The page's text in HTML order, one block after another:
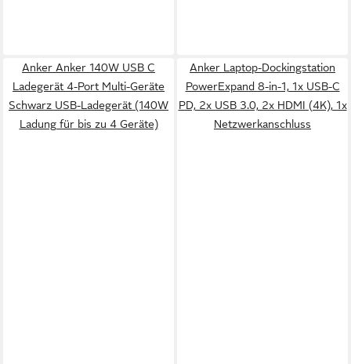
Anker Anker 140W USB C
Ladegerät 4-Port Multi-Geräte
Schwarz USB-Ladegerät (140W
Ladung für bis zu 4 Geräte)
Anker Laptop-Dockingstation
PowerExpand 8-in-1, 1x USB-C
PD, 2x USB 3.0, 2x HDMI (4K), 1x
Netzwerkanschluss